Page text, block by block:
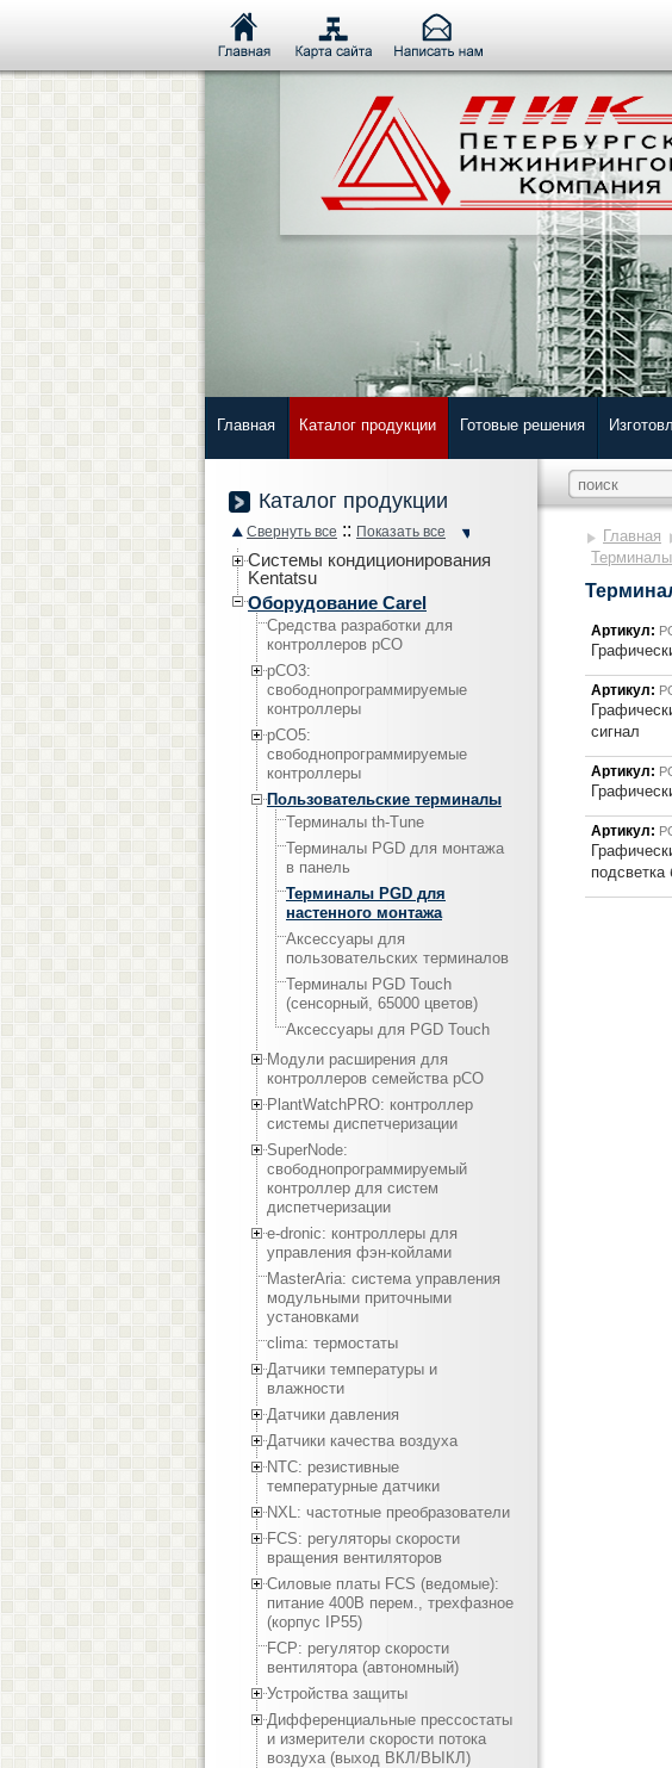
Главная Каталог продукции Готовые решения
Каталог продукции
Свернуть все :: Показать все
Системы кондиционирования
Kentatsu
Оборудование Carel
Средства разработки для
контроллеров pCO
pCO3:
cвободнопрограммируемые
контроллеры
pCO5:
cвободнопрограммируемые
контроллеры
Пользовательские терминалы
Терминалы th-Tune
Терминалы PGD для монтажа
в панель
Терминалы PGD для
настенного монтажа
Аксессуары для
пользовательских терминалов
Терминалы PGD Touch
(сенсорный, 65000 цветов)
Аксессуары для PGD Touch
Модули расширения для
контроллеров семейства pCO
PlantWatchPRO: контроллер
системы диспетчеризации
SuperNode:
свободнопрограммируемый
контроллер для систем
диспетчеризации
e-dronic: контроллеры для
управления фэн-койлами
MasterAria: система управления
модульными приточными
установками
clima: термостаты
Датчики температуры и
влажности
Датчики давления
Датчики качества воздуха
NTC: резистивные
температурные датчики
NXL: частотные преобразователи
FCS: регуляторы скорости
вращения вентиляторов
Силовые платы FCS (ведомые):
питание 400В перем., трехфазное
(корпус IP55)
FCP: регулятор скорости
вентилятора (автономный)
Устройства защиты
Дифференциальные прессостаты
и измерители скорости потока
воздуха (выход ВКЛ/ВЫКЛ)
Главная
Артикул:
Артикул:
сигнал
Артикул:
Артикул:
подсветка